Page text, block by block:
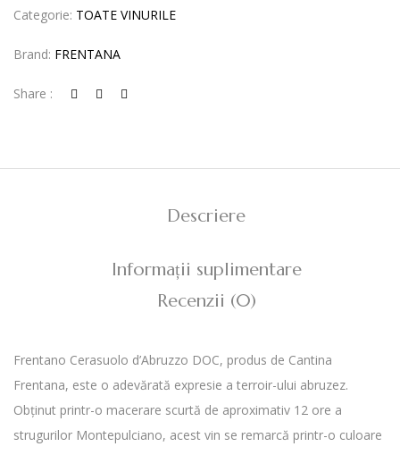
Categorie: TOATE VINURILE
Brand: FRENTANA
Share :
Descriere
Informații suplimentare
Recenzii (0)
Frentano Cerasuolo d’Abruzzo DOC, produs de Cantina
Frentana, este o adevărată expresie a terroir-ului abruzez.
Obținut printr-o macerare scurtă de aproximativ 12 ore a
strugurilor Montepulciano, acest vin se remarcă printr-o culoare